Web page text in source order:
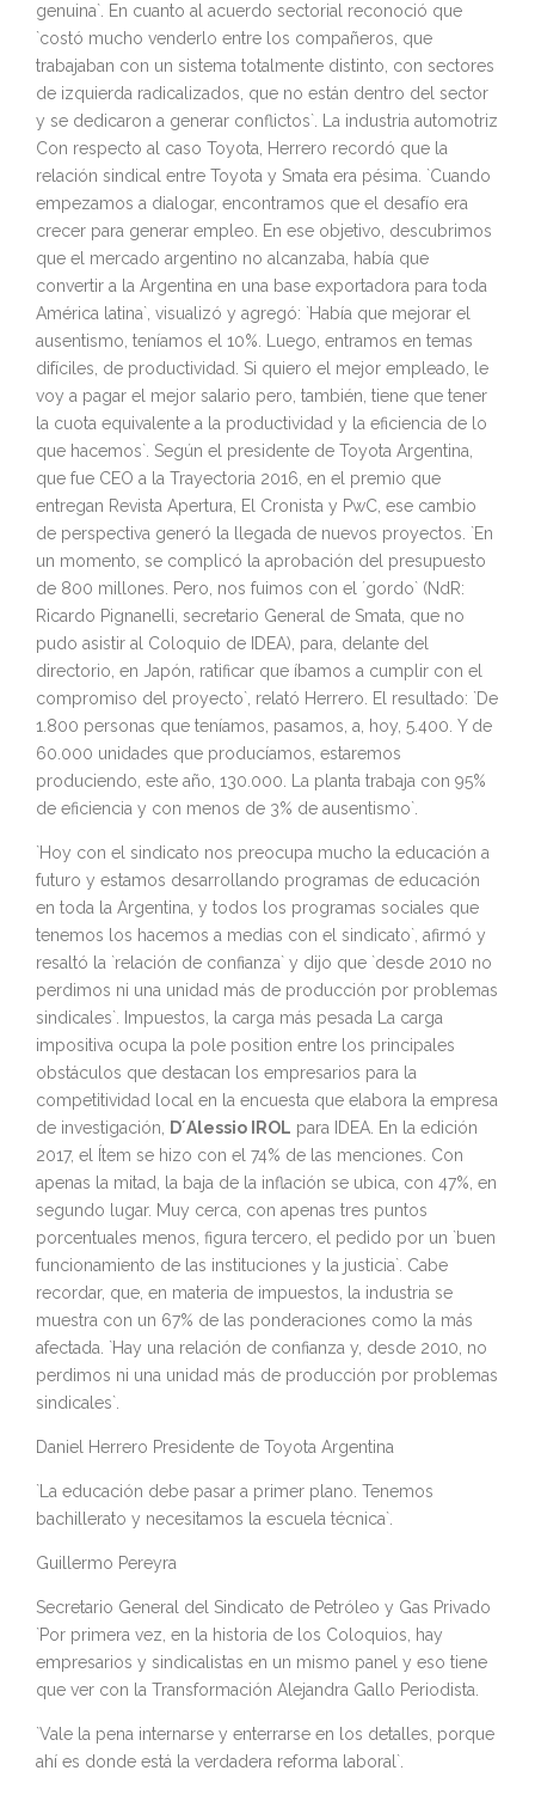
genuina`. En cuanto al acuerdo sectorial reconoció que
`costó mucho venderlo entre los compañeros, que
trabajaban con un sistema totalmente distinto, con sectores
de izquierda radicalizados, que no están dentro del sector
y se dedicaron a generar conflictos`. La industria automotriz
Con respecto al caso Toyota, Herrero recordó que la
relación sindical entre Toyota y Smata era pésima. `Cuando
empezamos a dialogar, encontramos que el desafío era
crecer para generar empleo. En ese objetivo, descubrimos
que el mercado argentino no alcanzaba, había que
convertir a la Argentina en una base exportadora para toda
América latina`, visualizó y agregó: `Había que mejorar el
ausentismo, teníamos el 10%. Luego, entramos en temas
difíciles, de productividad. Si quiero el mejor empleado, le
voy a pagar el mejor salario pero, también, tiene que tener
la cuota equivalente a la productividad y la eficiencia de lo
que hacemos`. Según el presidente de Toyota Argentina,
que fue CEO a la Trayectoria 2016, en el premio que
entregan Revista Apertura, El Cronista y PwC, ese cambio
de perspectiva generó la llegada de nuevos proyectos. `En
un momento, se complicó la aprobación del presupuesto
de 800 millones. Pero, nos fuimos con el ´gordo` (NdR:
Ricardo Pignanelli, secretario General de Smata, que no
pudo asistir al Coloquio de IDEA), para, delante del
directorio, en Japón, ratificar que íbamos a cumplir con el
compromiso del proyecto`, relató Herrero. El resultado: `De
1.800 personas que teníamos, pasamos, a, hoy, 5.400. Y de
60.000 unidades que producíamos, estaremos
produciendo, este año, 130.000. La planta trabaja con 95%
de eficiencia y con menos de 3% de ausentismo`.
`Hoy con el sindicato nos preocupa mucho la educación a
futuro y estamos desarrollando programas de educación
en toda la Argentina, y todos los programas sociales que
tenemos los hacemos a medias con el sindicato`, afirmó y
resaltó la `relación de confianza` y dijo que `desde 2010 no
perdimos ni una unidad más de producción por problemas
sindicales`. Impuestos, la carga más pesada La carga
impositiva ocupa la pole position entre los principales
obstáculos que destacan los empresarios para la
competitividad local en la encuesta que elabora la empresa
de investigación, D´Alessio IROL para IDEA. En la edición
2017, el Ítem se hizo con el 74% de las menciones. Con
apenas la mitad, la baja de la inflación se ubica, con 47%, en
segundo lugar. Muy cerca, con apenas tres puntos
porcentuales menos, figura tercero, el pedido por un `buen
funcionamiento de las instituciones y la justicia`. Cabe
recordar, que, en materia de impuestos, la industria se
muestra con un 67% de las ponderaciones como la más
afectada. `Hay una relación de confianza y, desde 2010, no
perdimos ni una unidad más de producción por problemas
sindicales`.
Daniel Herrero Presidente de Toyota Argentina
`La educación debe pasar a primer plano. Tenemos
bachillerato y necesitamos la escuela técnica`.
Guillermo Pereyra
Secretario General del Sindicato de Petróleo y Gas Privado
`Por primera vez, en la historia de los Coloquios, hay
empresarios y sindicalistas en un mismo panel y eso tiene
que ver con la Transformación Alejandra Gallo Periodista.
`Vale la pena internarse y enterrarse en los detalles, porque
ahí es donde está la verdadera reforma laboral`.